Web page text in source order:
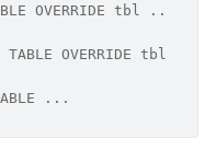
OVERRIDE tbl ... //
TABLE OVERRIDE tbl
...